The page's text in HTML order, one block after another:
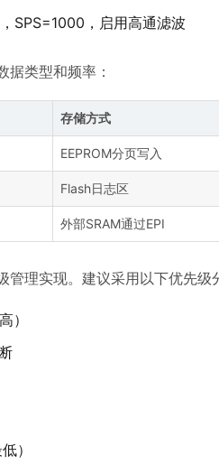
SPS=1000，启用高通滤波
据类型和频率：
存储方式
EEPROM分页写入
Flash日志区
外部SRAM通过EPI
管理实现。建议采用以下优先级
）
）